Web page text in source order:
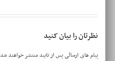
نظرتان را بیان کنید
پیام های ارسالی پس از تایید منتشر خواهند شد